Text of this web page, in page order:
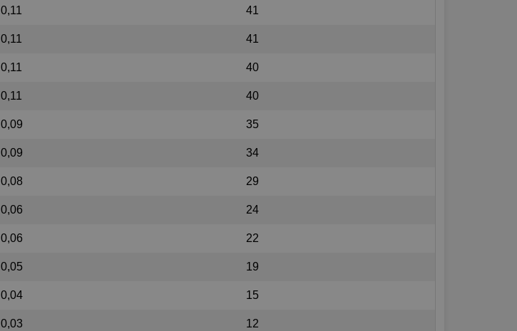
0,11 41
0,11 41
0,11 40
0,11 40
0,09 35
0,09 34
0,08 29
0,06 24
0,06 22
0,05 19
0,04 15
0,03 12